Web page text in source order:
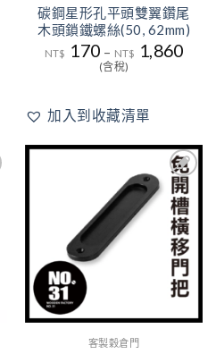
碳鋼星形孔平頭雙翼鑽尾
木頭鎖鐵螺絲(50, 62mm)
NT$ 170 – NT$ 1,860
(含稅)
加入到收藏清單
1
加入
到收
藏清
單
3
客製穀倉門